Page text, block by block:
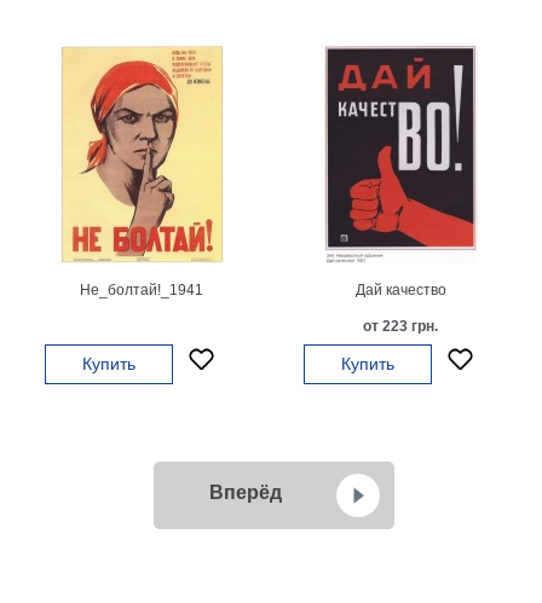
Не_болтай!_1941
Купить
Дай качество
от 223 грн.
Купить
Вперёд